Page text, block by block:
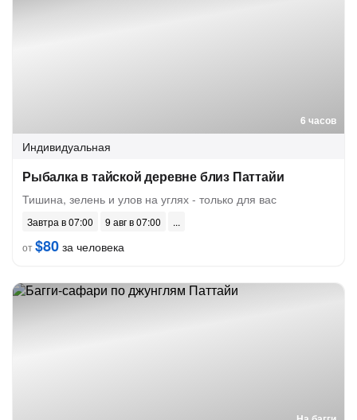
6 часов
Индивидуальная
Рыбалка в тайской деревне близ Паттайи
Тишина, зелень и улов на углях - только для вас
Завтра в 07:00
9 авг в 07:00
от$80 за человека